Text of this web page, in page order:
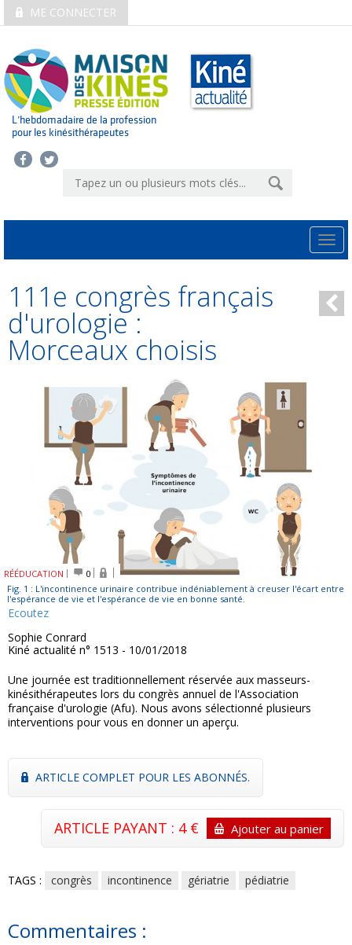
ME CONNECTER
L’hebdomadaire de la profession
pour les kinésithérapeutes
111e congrès français
d'urologie :
Morceaux choisis
RÉÉDUCATION
0
Fig. 1 : L'incontinence urinaire contribue indéniablement à creuser l'écart entre
l'espérance de vie et l'espérance de vie en bonne santé.
Ecoutez
Sophie Conrard
Kiné actualité n° 1513 - 10/01/2018
Une journée est traditionnellement réservée aux masseurs-
kinésithérapeutes lors du congrès annuel de l'Association
française d'urologie (Afu). Nous avons sélectionné plusieurs
interventions pour vous en donner un aperçu.
ARTICLE COMPLET POUR LES ABONNÉS.
ARTICLE PAYANT : 4 € Ajouter au panier
TAGS : congrès incontinence gériatrie pédiatrie
Commentaires :